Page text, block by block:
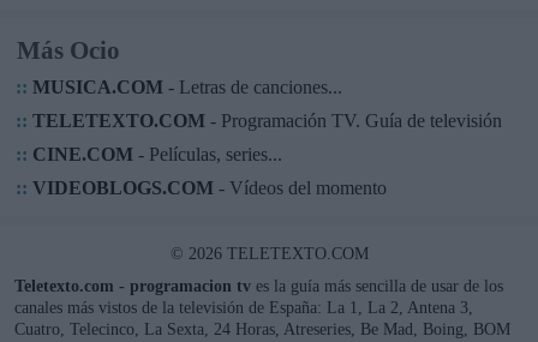
Más Ocio
:: MUSICA.COM- Letras de canciones...
:: TELETEXTO.COM- Programación TV. Guía de televisión
:: CINE.COM- Películas, series...
:: VIDEOBLOGS.COM- Vídeos del momento
© 2026 TELETEXTO.COM
Teletexto.com - programacion tv es la guía más sencilla de usar de los
canales más vistos de la televisión de España: La 1, La 2, Antena 3,
Cuatro, Telecinco, La Sexta, 24 Horas, Atreseries, Be Mad, Boing, BOM